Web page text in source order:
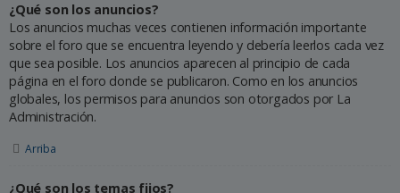
¿Qué son los anuncios?
Los anuncios muchas veces contienen información importante
sobre el foro que se encuentra leyendo y debería leerlos cada vez
que sea posible. Los anuncios aparecen al principio de cada
página en el foro donde se publicaron. Como en los anuncios
globales, los permisos para anuncios son otorgados por La
Administración.
Arriba
¿Qué son los temas fijos?